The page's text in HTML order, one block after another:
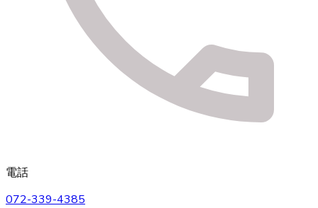
電話
072-339-4385